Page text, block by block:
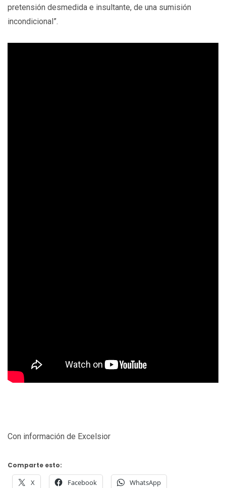
pretensión desmedida e insultante, de una sumisión
incondicional”.
Con información de Excelsior
Comparte esto:
X Facebook WhatsApp